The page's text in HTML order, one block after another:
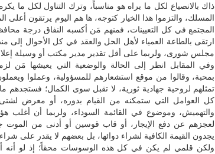
ذاك بالانصياع لكل ما يراه هو مناسباً، وترك التناول لكل ما
المسلك، والتزموا هذا الخيار كتوجه، ها هم اليوم يرتقون أعلى
المجتمع في كل التعيينات، فمنهم مَن أكسبه النفاق درجة
ارتقى بالطاعة العمياء لأهل الحل والعقد في كل الأحوال
مجلس شورى، ولربما على أقل تقدير مدير مكتب أو وسيلة
وفي المقابل انظر إلى الحالة والوضعية التي يعيشها مَن
بمحبة، وقالوا من موقع استشعارهم للمسؤولية، وعملوا
تمثلهم لروحية جهادية ثورية، لا تقبل سوى الكمال؛
كل العوامل التي ستمكنه من القيام بدوره، أو معرض
والتهميش، وموضوع في القائمة السوداء، ولربما أن
لعجزهم عن دفع الإيجار، أو قاب قوسين أو أدنى من الموت
يجدون القيمة الكافية لشراء دوائها، بل بعضهم لا يقدر على
ولكن قلمي لم يكن في كل هذه الوسوسات محقاً؛ إذ لو أنه